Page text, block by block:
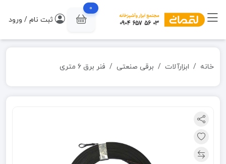
0
ثبت نام / ورود
خانه ابزارآلات برقی صنعتی فنر برق 6 متری